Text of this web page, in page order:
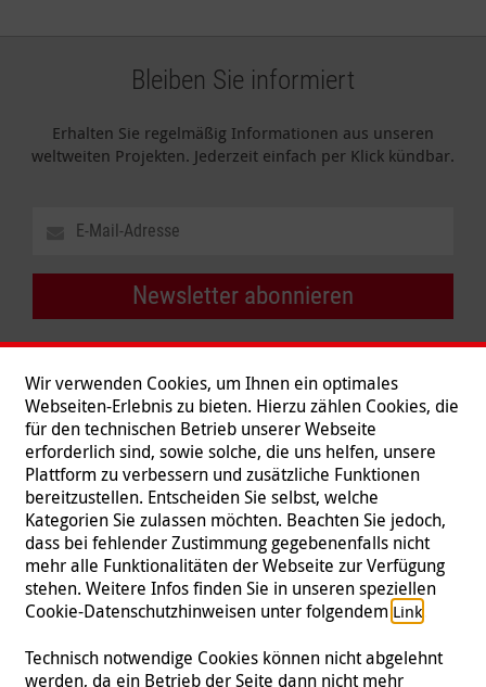
Bleiben Sie informiert
Erhalten Sie regelmäßig Informationen aus unseren
weltweiten Projekten. Jederzeit einfach per Klick kündbar.
Newsletter abonnieren
Folgen Sie uns
Wir verwenden Cookies, um Ihnen ein optimales
Webseiten-Erlebnis zu bieten. Hierzu zählen Cookies, die
für den technischen Betrieb unserer Webseite
erforderlich sind, sowie solche, die uns helfen, unsere
Plattform zu verbessern und zusätzliche Funktionen
bereitzustellen. Entscheiden Sie selbst, welche
Kategorien Sie zulassen möchten. Beachten Sie jedoch,
dass bei fehlender Zustimmung gegebenenfalls nicht
mehr alle Funktionalitäten der Webseite zur Verfügung
stehen. Weitere Infos finden Sie in unseren speziellen
Cookie-Datenschutzhinweisen unter folgendem Link.
Technisch notwendige Cookies können nicht abgelehnt
werden, da ein Betrieb der Seite dann nicht mehr